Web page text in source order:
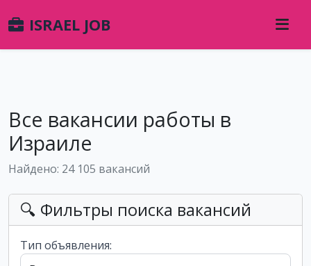
ISRAEL JOB
Все вакансии работы в
Израиле
Найдено: 24 105 вакансий
🔍 Фильтры поиска вакансий
Тип объявления: